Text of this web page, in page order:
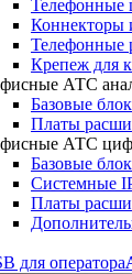
Коннекторы
Телефонные
Крепеж для
АТС
Базовые
Платы
АТС
Базовые
Системные
Платы
для оператора